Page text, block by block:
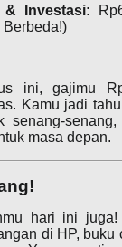
& Investasi:
Berbeda!)
ini, gajimu
Kamu jadi
senang-
masa depan.
hari ini
di HP, buku